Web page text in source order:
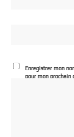
Enregistrer mon
pour mon prochain